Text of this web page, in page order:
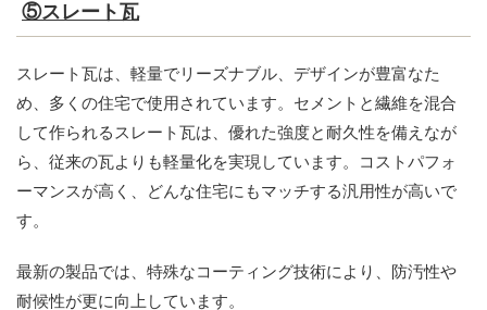
⑤スレート瓦
スレート瓦は、軽量でリーズナブル、デザインが豊富なた
め、多くの住宅で使用されています。セメントと繊維を混合
して作られるスレート瓦は、優れた強度と耐久性を備えなが
ら、従来の瓦よりも軽量化を実現しています。コストパフォ
ーマンスが高く、どんな住宅にもマッチする汎用性が高いで
す。
最新の製品では、特殊なコーティング技術により、防汚性や
耐候性が更に向上しています。